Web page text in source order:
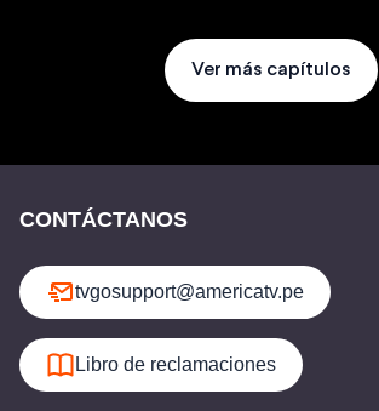
Ver más capítulos
CONTÁCTANOS
tvgosupport@americatv.pe
Libro de reclamaciones